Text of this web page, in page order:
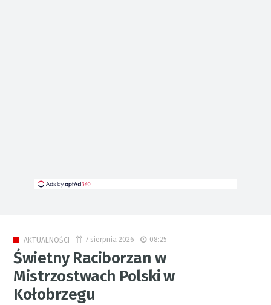
AKTUALNOŚCI 7 sierpnia 2026 08:25
Świetny Raciborzan w
Mistrzostwach Polski w
Kołobrzegu